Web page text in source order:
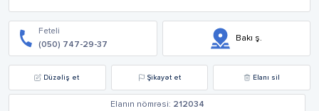
Feteli
(050) 747-29-37
Bakı ş.
Düzəliş et Şikayət et Elanı sil
Elanın nömrəsi: 212034